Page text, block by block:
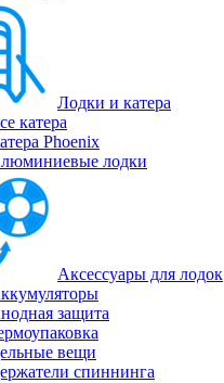
Лодки и катера
катера
Phoenix
лодки
Аксессуары для лодок
защита
вещи
спиннинга